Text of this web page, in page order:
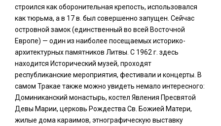
строился как оборонительная крепость, использовался
как тюрьма, а в 17 в. был совершенно запущен. Сейчас
островной замок (единственный во всей Восточной
Европе) — один из наиболее посещаемых историко-
архитектурных памятников Литвы. С 1962 г. здесь
находится Исторический музей, проходят
республиканские мероприятия, фестивали и концерты. В
самом Тракае также можно увидеть немало интересного:
Доминиканский монастырь, костел Явления Пресвятой
Девы Марии, церковь Рождества Св. Божией Матери,
жилые дома караимов, этнографическую выставку